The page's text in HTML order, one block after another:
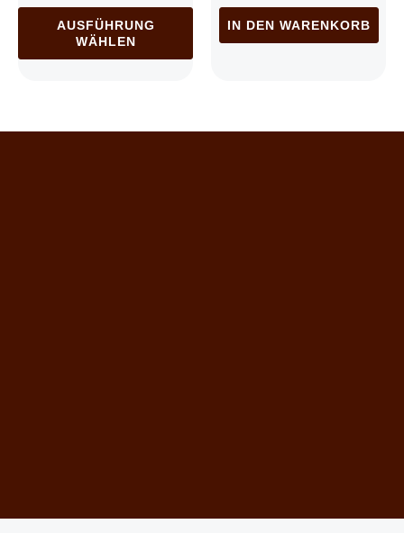
AUSFÜHRUNG
WÄHLEN
IN DEN WARENKORB